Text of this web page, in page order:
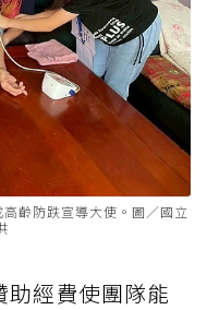
齡防跌宣導大使。圖／國立
助經費使團隊能